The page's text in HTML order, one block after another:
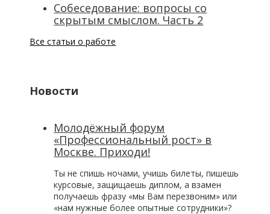
Собеседование: вопросы со
скрытым смыслом. Часть 2
Все статьи о работе
Новости
Молодёжный форум
«Профессиональный рост» в
Москве. Приходи!
Ты не спишь ночами, учишь билеты, пишешь
курсовые, защищаешь диплом, а взамен
получаешь фразу «мы Вам перезвоним» или
«нам нужные более опытные сотрудники»?